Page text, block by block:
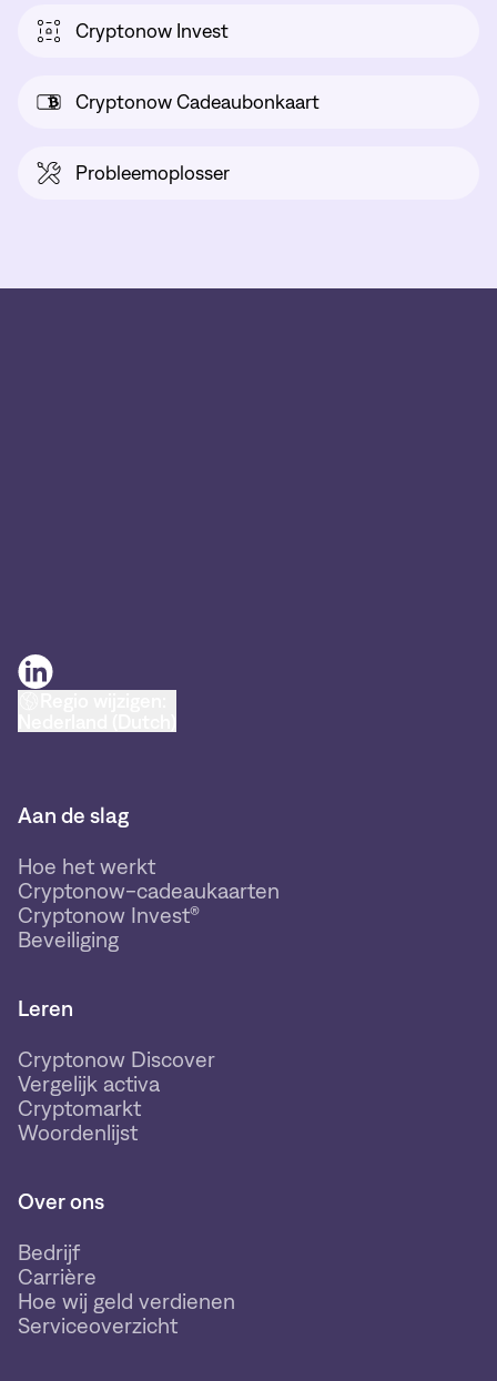
Cryptonow Invest
Cryptonow Cadeaubonkaart
Probleemoplosser
Aan de slag
Hoe het werkt
Cryptonow-cadeaukaarten
Cryptonow Invest®
Beveiliging
Leren
Cryptonow Discover
Vergelijk activa
Cryptomarkt
Woordenlijst
Over ons
Bedrijf
Carrière
Hoe wij geld verdienen
Serviceoverzicht